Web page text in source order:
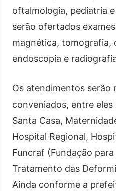
oftalmologia, pediatria
serão ofertados
magnética, tomografia,
endoscopia e
Os atendimentos serão
conveniados, entre
Santa Casa,
Hospital Regional,
Funcraf (Fundação
Tratamento das
Ainda conforme a